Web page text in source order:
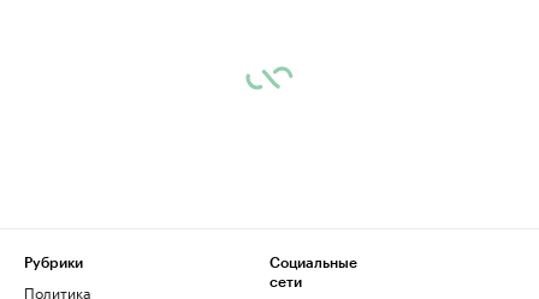
Рубрики
Политика
Социальные
сети